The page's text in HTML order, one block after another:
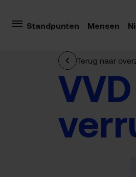
Standpunten Mensen
Terug naar